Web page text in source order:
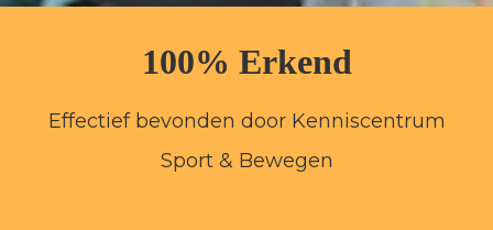
100% Erkend
Effectief bevonden door Kenniscentrum
Sport & Bewegen